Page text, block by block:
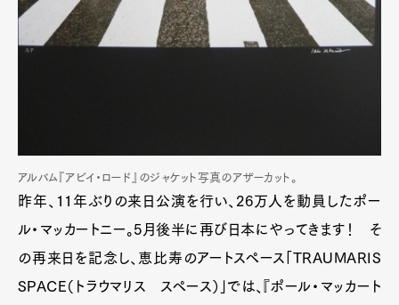
アルバム『アビイ・ロード』のジャケット写真のアザーカット。
昨年、11年ぶりの来日公演を行い、26万人を動員したポー
ル・マッカートニー。5月後半に再び日本にやってきます！ そ
の再来日を記念し、恵比寿のアートスペース「TRAUMARIS
SPACE（トラウマリス スペース）」では、『ポール・マッカート